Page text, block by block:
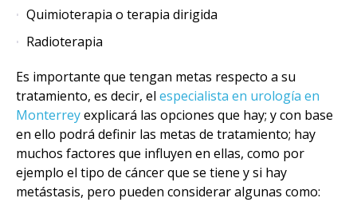
Quimioterapia o terapia dirigida
Radioterapia
Es importante que tengan metas respecto a su
tratamiento, es decir, el especialista en urología en
Monterreyexplicará las opciones que hay; y con base
en ello podrá definir las metas de tratamiento; hay
muchos factores que influyen en ellas, como por
ejemplo el tipo de cáncer que se tiene y si hay
metástasis, pero pueden considerar algunas como: